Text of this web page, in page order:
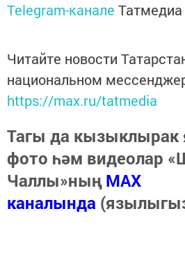
Telegram-канале Татмедиа
Читайте новости
национальном
https://max.ru/tatmedia
Тагы да кызыклырак
фото һәм видеолар
Чаллы»ныңMAX
каналында